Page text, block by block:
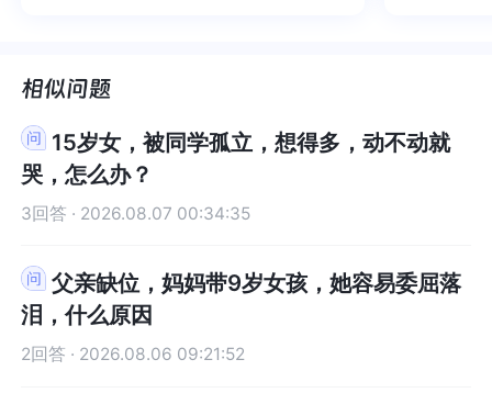
觉得安全一些。作为已经在成长中和觉察中的你而
言，你需要坚定自己的想法，只要不是违背法律和
道德，这一些需求都值得被你看见，也需要获得你
自己的理解和支持，而不是怀疑。你是那个最理解
自己的人，所以你需要先理解自己，支持自己。当
然这样一个蜕变的你，也需要给身边人一些缓冲的
法，让你的需求逐渐的得到满足，而不是压抑自己
的想法和需求。同时也能够让身边人更加适应，觉
察到你在成长和改变。比如说对于桌子上的杂物，
你可以全部清空，先收到一边去，这样的一种情况
在成长中和觉察中的你而言，你需要坚定自己的想
法，只要不是违背法律和道德，这一些需求都值得
被你看见，也需要获得你自己的理解和支持，而不
是怀疑。你是那个最理解自己的人，所以你需要先
理解自己，支持自己。当然这样一个蜕变的你，也
需要给身边人一些缓冲的时间来适应。所以或许你
满足，而不是压抑自己的想法和需求。同时也能够
让身边人更加适应，觉察到你在成长和改变。比如
说对于桌子上的杂物，你可以全部清空，先收到一
边去，这样的一种情况或许能够让你的心情暂时变
一盏台灯，也许几本书，也许每天在细微的地方整
理一点点～当你自己改变了，其它人自然也会感受
和影响～李松蔚老师确实有这本《5%的改变》￼￼
￼。核心观点：不必追求100%的彻底改变，只要做
5%的微小、不一样的行动，就能打破惯性和内耗，
慢慢撬动整体状态。有兴趣你也可以看看哦～世界
天在细微的地方整理一点点～当你自己改变了，其
它人自然也会感受和影响～李松蔚老师确实有这本
《5%的改变》￼￼￼。核心观点：不必追求100%的彻底
改变，只要做5%的微小、不一样的行动，就能打破
惯性和内耗，慢慢撬动整体状态。有兴趣你也可以
看看哦～世界和我爱着你
守”，是她在自己焦虑的系统里，能抓住的、为数不
多的“稳定感”和“控制感”。所以，你们都卡住了。你
想用彻底改变来应对内心的混乱，来让自己不失
控。同时妈妈想用“一切不变”来让自己不失控。你
们都在自己的系统不失控而希望对方能够配合，或
中，你作为天然在下位的孩子，服从了妈妈的要
求。但你们两都不好过。结合你之前说的，高二、
休学，害怕失控，你之前提到的希望妈妈给你支持
之类的，也是想抓住一些可以稳定你的锚点，以及
己焦虑的系统里，能抓住的、为数不多的“稳定
感”和“控制感”。所以，你们都卡住了。你想用彻底
改变来应对内心的混乱，来让自己不失控。同时妈
妈想用“一切不变”来让自己不失控。你们都在自己
的系统不失控而希望对方能够配合，或者说的更直
然在下位的孩子，服从了妈妈的要求。但你们两都
不好过。结合你之前说的，高二、休学，害怕失
控，你之前提到的希望妈妈给你支持之类的，也是
想抓住一些可以稳定你的锚点，以及妈妈的坚决不
了呢？同样，你在提出自己的需求时，要清晰的看
这个需求需要他人协作完成（比如收纳整理需要妈
妈一起），那就需要尊重他人的选择。提出需求是
你的事，是否理解你的需求以及满足你的需求是别
人的事。看清楚了这一点，就能更坦然的面对拒
就能越来越自如的拒绝别人那些过多的要求。二、
一个建议区分人生三件事，并非提倡只顾自己的自
私自利。而是在确保自己舒适的情况下提供帮助并
呢？同样，你在提出自己的需求时，要清晰的看到
个需求需要他人协作完成（比如收纳整理需要妈妈
一起），那就需要尊重他人的选择。提出需求是你
的事，是否理解你的需求以及满足你的需求是别人
的事。看清楚了这一点，就能更坦然的面对拒绝。
越来越自如的拒绝别人那些过多的要求。二、一个
建议区分人生三件事，并非提倡只顾自己的自私自
利。而是在确保自己舒适的情况下提供帮助并且把
觉轻快了很多，感觉轻松了。很感
了很多，感觉轻松了。很感谢咨询
15岁女，被同学孤立，想得多，动不动就
哭，怎么办？
3回答 · 2026.08.07 00:34:35
父亲缺位，妈妈带9岁女孩，她容易委屈落
泪，什么原因
2回答 · 2026.08.06 09:21:52